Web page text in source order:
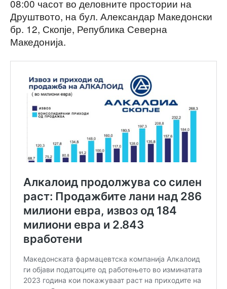
08:00 часот во деловните простории на
Друштвото, на бул. Александар Македонски
бр. 12, Скопје, Република Северна
Македонија.